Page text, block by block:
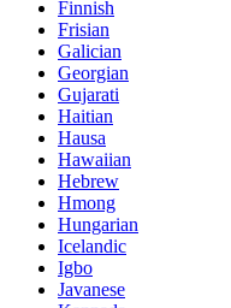
Finnish
Frisian
Galician
Georgian
Gujarati
Haitian
Hausa
Hawaiian
Hebrew
Hmong
Hungarian
Icelandic
Igbo
Javanese